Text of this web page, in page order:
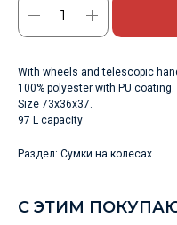
With wheels and telescopic
100% polyester with PU coating.
Size 73x36x37.
97 L capacity
Раздел: Сумки на колесах
С ЭТИМ